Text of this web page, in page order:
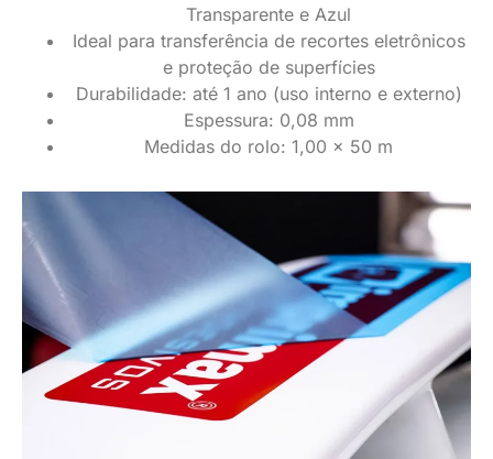
Transparente e Azul
Ideal para transferência de recortes eletrônicos
e proteção de superfícies
Durabilidade: até 1 ano (uso interno e externo)
Espessura: 0,08 mm
Medidas do rolo: 1,00 x 50 m